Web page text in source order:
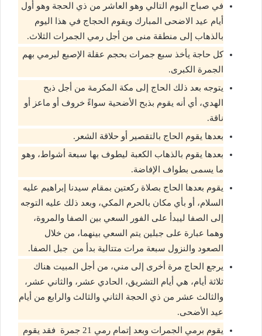
في صباح اليوم التالي وهو العاشر من ذي الحجة وهو أول
أيام عيد الاضحى المبارك ويقوم الحجاج في هذا اليوم
بالذهاب إلى منطقة منى من أجل رمي الجمرات الثلاث.
كل حاجة يأخذ سبع جمرات بحجم عقلة الإصبع ليرمي بهم
الجمرة الكبرى.
يتوجه بعد ذلك الحاج إلى مكة المكرمة من أجل ذبح
الهدي، أي أنه يقوم بذبح الأضحية سواءً خروف أو ماعز أو
ناقة.
بعدها يقوم الحاج بالتقصير أو حلاقة الشعر.
بعدها يقوم بالذهاب الكعبة ليطوف بها سبعة أشواط، وهو
ما يسمى بطواف الإفاضة.
يقوم بعدها الحاج بصلاة ركعتين بمقام سيدنا إبراهيم عليه
السلام، أو بأي مكان بالحرم المكي، وبعد ذلك عليه التوجه
إلى الصفا ليبدأ على الفور السعي بين الصفا والمروة،
وهما عبارة على جبلين يتم السعي بينهما، من خلال
الصعود والنزول سبعة مرات متتالية بدأ من جبل الصفا.
يرجع الحاج مرة أخرى إلى مني، من أجل المبيت هناك
ثلاثة أيام، هي أيام التشريق، الحادي عشر، والثاني عشر،
والثالث عشر من ذي الحجة الثاني والثالث والرابع من أيام
عيد الأضحى.
يقوم برمي الجمرات وبعد إتمام رمي 21 جمرة فقد يقوم